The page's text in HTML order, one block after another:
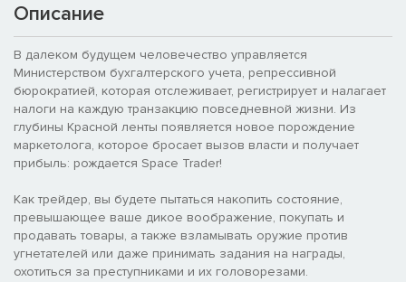
Описание
В далеком будущем человечество управляется
Министерством бухгалтерского учета, репрессивной
бюрократией, которая отслеживает, регистрирует и налагает
налоги на каждую транзакцию повседневной жизни. Из
глубины Красной ленты появляется новое порождение
маркетолога, которое бросает вызов власти и получает
прибыль: рождается Space Trader!
Как трейдер, вы будете пытаться накопить состояние,
превышающее ваше дикое воображение, покупать и
продавать товары, а также взламывать оружие против
угнетателей или даже принимать задания на награды,
охотиться за преступниками и их головорезами.